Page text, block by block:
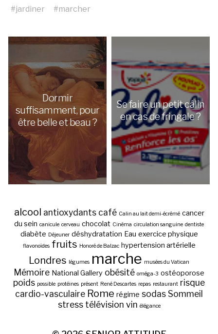
#jardiner #marcher
Dormir
suffisamment, pour
être belle et beau ?
Se faire un petit câlin
en cas de fringale ?
alcool antioxydants café Calin au lait demi-écrémé cancer
du sein canicule cerveau chocolat Cinéma circulation sanguine dentiste
diabète Déjeuner déshydratation Eau exercice physique
flavonoïdes fruits Honoré de Balzac hypertension artérielle
Londres légumes marche musées du Vatican
Mémoire National Gallery obésité oméga-3 ostéoporose
poids possible protéines présent René Descartes repas restaurant risque
cardio-vasculaire Rome régime sodasSommeil
stress télévision vin élégance